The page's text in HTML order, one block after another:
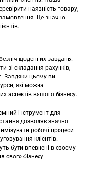
наявність товару,
Це значно
щоденних завдань.
зі складання рахунків,
Завдяки цьому ви
які можна
аспектів вашого бізнесу.
інструмент для
дозволяє значно
робочі процеси
клієнтів.
бути впевнені в своєму
свого бізнесу.